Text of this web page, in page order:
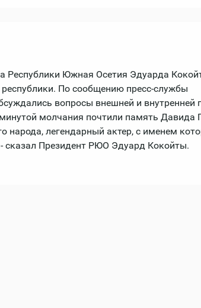
Республики Южная Осетия Эдуарда
республики. По сообщению пресс-службы
вопросы внешней и внутренней
молчания почтили память Давида
народа, легендарный актер, с именем
сказал Президент РЮО Эдуард Кокойты.